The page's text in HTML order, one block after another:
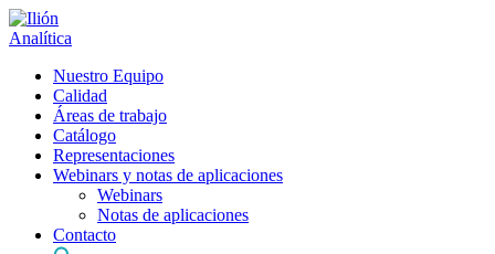
Nuestro Equipo
Calidad
Áreas de trabajo
Catálogo
Representaciones
Webinars y notas de aplicaciones
Webinars
Notas de aplicaciones
Contacto